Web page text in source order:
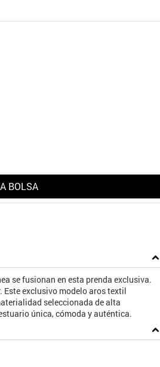
BOLSA
se fusionan en esta prenda exclusiva.
exclusivo modelo aros textil
seleccionada de alta
única, cómoda y auténtica.